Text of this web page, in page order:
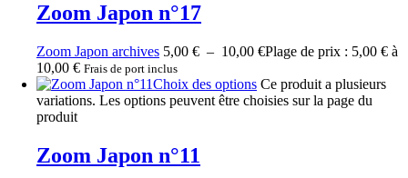
Zoom Japon n°17
Zoom Japon archives 5,00 € – 10,00 €Plage de prix : 5,00 € à
10,00 € Frais de port inclus
Choix des options Ce produit a plusieurs
variations. Les options peuvent être choisies sur la page du
produit
Zoom Japon n°11